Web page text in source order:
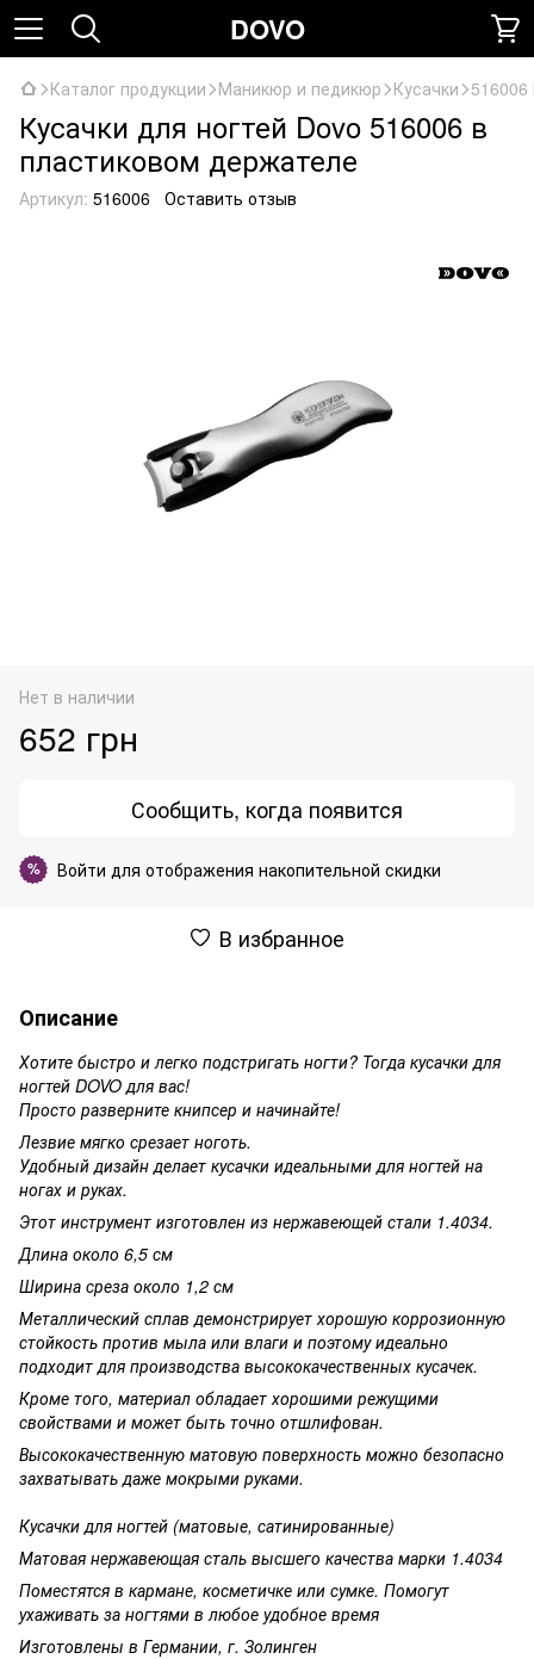
DOVO
Каталог продукции Маникюр и педикюр Кусачки 516006
Кусачки для ногтей Dovo 516006 в
пластиковом держателе
Артикул: 516006 Оставить отзыв
Нет в наличии
652 грн
Сообщить, когда появится
% Войти для отображения накопительной скидки
В избранное
Описание
Хотите быстро и легко подстригать ногти? Тогда кусачки для
ногтей DOVO для вас!
Просто разверните книпсер и начинайте!
Лезвие мягко срезает ноготь.
Удобный дизайн делает кусачки идеальными для ногтей на
ногах и руках.
Этот инструмент изготовлен из нержавеющей стали 1.4034.
Длина около 6,5 см
Ширина среза около 1,2 см
Металлический сплав демонстрирует хорошую коррозионную
стойкость против мыла или влаги и поэтому идеально
подходит для производства высококачественных кусачек.
Кроме того, материал обладает хорошими режущими
свойствами и может быть точно отшлифован.
Высококачественную матовую поверхность можно безопасно
захватывать даже мокрыми руками.
Кусачки для ногтей (матовые, сатинированные)
Матовая нержавеющая сталь высшего качества марки 1.4034
Поместятся в кармане, косметичке или сумке. Помогут
ухаживать за ногтями в любое удобное время
Изготовлены в Германии, г. Золинген